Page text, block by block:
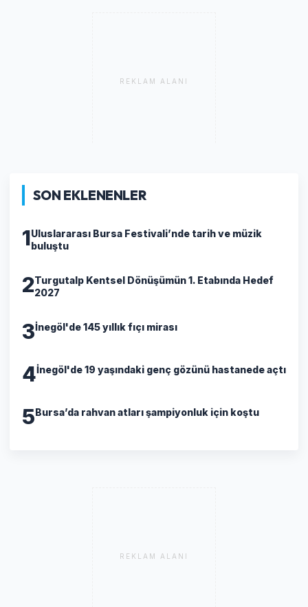
REKLAM ALANI
SON EKLENENLER
1Uluslararası Bursa Festivali’nde tarih ve müzik
buluştu
2Turgutalp Kentsel Dönüşümün 1. Etabında Hedef
2027
3İnegöl'de 145 yıllık fıçı mirası
4İnegöl'de 19 yaşındaki genç gözünü hastanede açtı
5Bursa’da rahvan atları şampiyonluk için koştu
REKLAM ALANI